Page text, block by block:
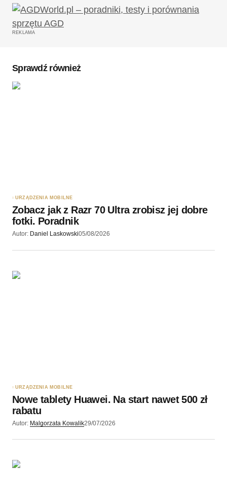
Twój adres email nie zostanie opublikowany.
Wymagane pola są oznaczone
Wyślij komentarz
REKLAMA
Sprawdź również
URZĄDZENIA MOBILNE
Zobacz jak z Razr 70 Ultra zrobisz jej dobre
fotki. Poradnik
Autor: Daniel Laskowski05/08/2026
URZĄDZENIA MOBILNE
Nowe tablety Huawei. Na start nawet 500 zł
rabatu
Autor: Malgorzata Kowalik29/07/2026